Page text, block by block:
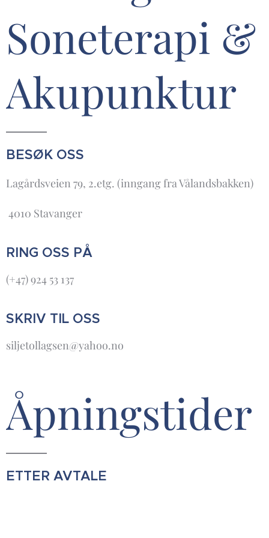
Soneterapi &
Akupunktur
BESØK OSS
Lagårdsveien 79, 2.etg. (inngang fra Vålandsbakken)
4010 Stavanger
RING OSS PÅ
(+47) 924 53 137
SKRIV TIL OSS
siljetollagsen@yahoo.no
Åpningstider
ETTER AVTALE